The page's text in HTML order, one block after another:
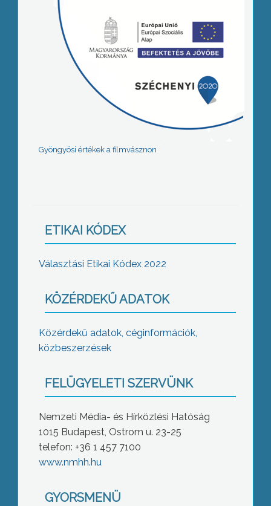
Gyöngyösi értékek a filmvásznon
ETIKAI KÓDEX
Választási Etikai Kódex 2022
KÖZÉRDEKŰ ADATOK
Közérdekű adatok, céginformációk,
közbeszerzések
FELÜGYELETI SZERVÜNK
Nemzeti Média- és Hírközlési Hatóság
1015 Budapest, Ostrom u. 23-25
telefon: +36 1 457 7100
www.nmhh.hu
GYORSMENÜ